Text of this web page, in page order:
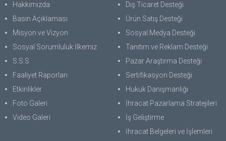
Hakkımızda
Basın Açıklaması
Misyon ve Vizyon
Sosyal Sorumluluk İlkemiz
S.S.S
Faaliyet Raporları
Etkinlikler
Foto Galeri
Video Galeri
Dış Ticaret Desteği
Ürün Satış Desteği
Sosyal Medya Desteği
Tanıtım ve Reklam Desteği
Pazar Araştırma Desteği
Sertifikasyon Desteği
Hukuk Danışmanlığı
İhracat Pazarlama Stratejileri
İş Geliştirme
İhracat Belgeleri ve İşlemleri